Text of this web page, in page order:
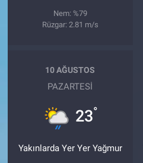
Nem: %79
Rüzgar: 2.81 m/s
10 AĞUSTOS
PAZARTESI
23°
Yakınlarda Yer Yer Yağmur